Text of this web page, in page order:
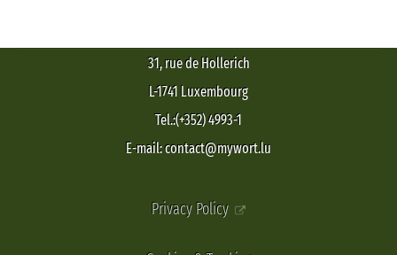
31, rue de Hollerich
L-1741 Luxembourg
Tel.:(+352) 4993-1
E-mail: contact@mywort.lu
Privacy Policy